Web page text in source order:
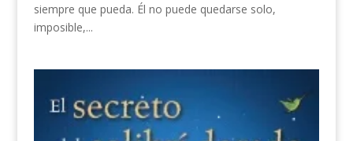
siempre que pueda. Él no puede quedarse solo,
imposible,...